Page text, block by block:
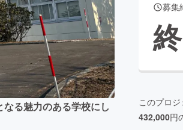
for Social GoodCAMPFIRE Creation
ふるさと納税 machi-yaコミュニティ
る魅力のある学校にし
募集
このプロジ
432,000円